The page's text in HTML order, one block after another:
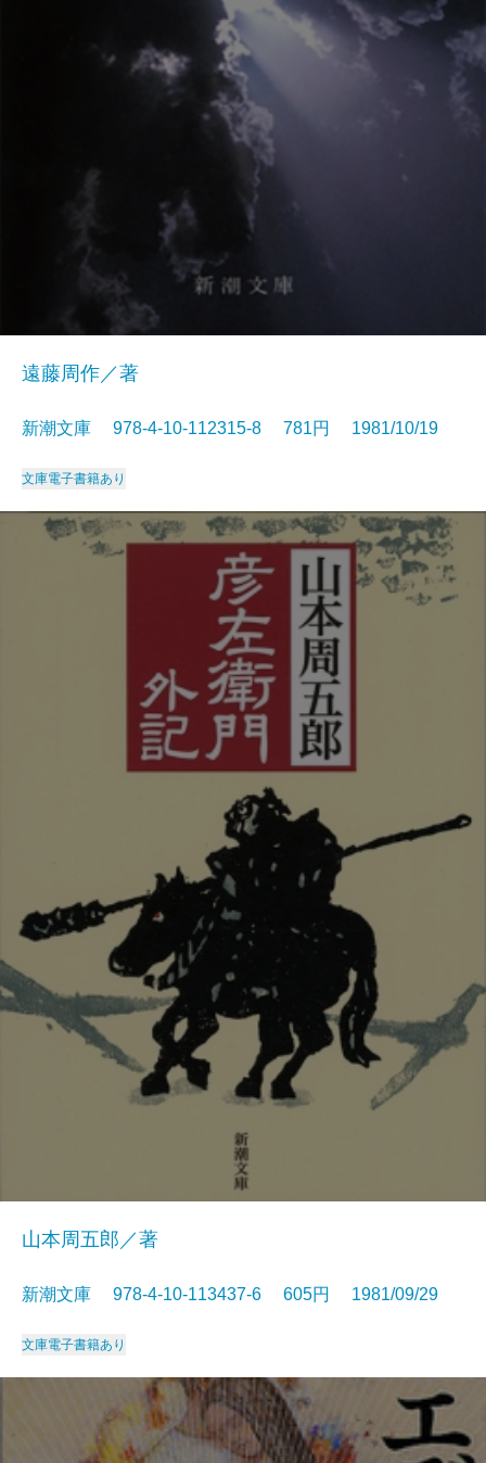
遠藤周作／著
新潮文庫 978-4-10-112315-8 781円 1981/10/19
文庫電子書籍あり
山本周五郎／著
新潮文庫 978-4-10-113437-6 605円 1981/09/29
文庫電子書籍あり